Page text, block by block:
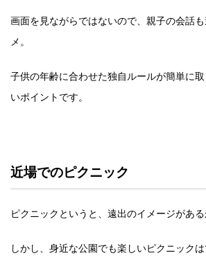
画面を見ながらではないので、親子の会話
メ。
子供の年齢に合わせた独自ルールが簡単に
いポイントです。
近場でのピクニック
ピクニックというと、遠出のイメージがある
しかし、身近な公園でも楽しいピクニックは